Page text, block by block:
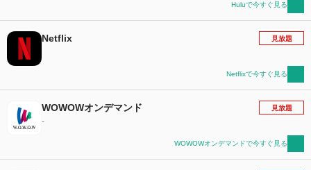
Huluで今すぐ見る
Netflix 見放題
Netflixで今すぐ見る
WOWOWオンデマンド
-
見放題
WOWOWオンデマンドで今すぐ見る